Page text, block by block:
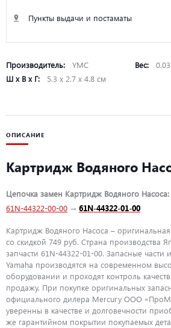
Пункты выдачи и постаматы
Производитель: YMC Вес:
Ш х В х Г:
5.3 х 2.7 х 4.8 см
ОПИСАНИЕ
Картридж Водяного
Цепочка замен Картридж Водяного Насоса:
61N-44322-00-00 → 61N-44322-01-00
Картридж Водяного Насоса – оригинальная
со скидкой 749 руб. Страна производства
запчасти 61N-44322-01-00. Запасные части
Yamaha производятся на современном
оборудовании и проходят контроль
продажу. При покупке оригинальных
официального дилера Mercury ООО
уверенны в качестве и долговечности
же гарантийном покрытии покупаемых